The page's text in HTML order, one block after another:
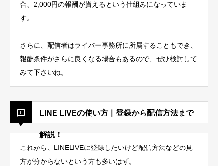
合、2,000円の報酬が貰えるという仕組みになっていま
す。
さらに、 配信者はライバー事務所に所属することもでき、
報酬条件がさらに良くなる場合もあるので、ぜひ検討して
みて下さいね。
LINE LIVEの使い方｜登録から配信方法まで
解説！
これから、LINELIVEに登録したいけど配信方法などの見
方が分からないという方も多いはず。